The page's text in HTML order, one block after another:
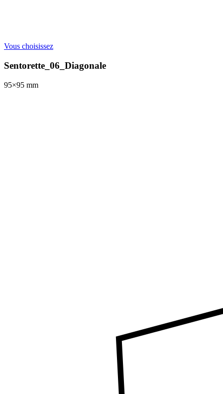
Vous choisissez
Sentorette_06_Diagonale
95×95 mm